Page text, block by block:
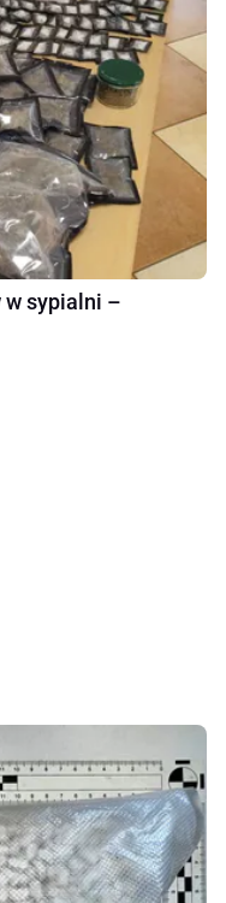
w sypialni –